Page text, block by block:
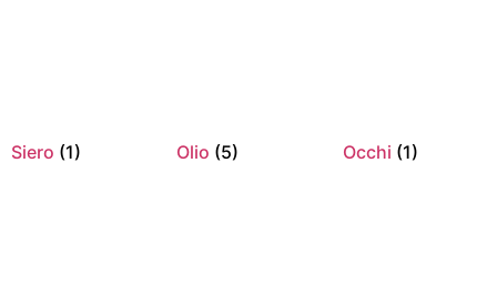
Siero (1) Olio (5) Occhi (1)